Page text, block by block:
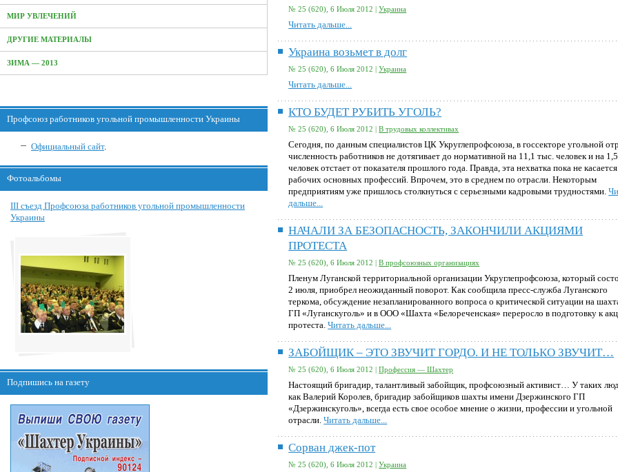
МИР УВЛЕЧЕНИЙ
ДРУГИЕ МАТЕРИАЛЫ
ЗИМА — 2013
Профсоюз работников угольной промышленности Украины
Официальный сайт.
Фотоальбомы
III съезд Профсоюза работников угольной промышленности
Украины
Подпишись на газету
№ 25 (620), 6 Июля 2012 |Украина
Читать дальше...
Украина возьмет в долг
№ 25 (620), 6 Июля 2012 |Украина
Читать дальше...
КТО БУДЕТ РУБИТЬ УГОЛЬ?
№ 25 (620), 6 Июля 2012 |В трудовых коллективах
Сегодня, по данным специалистов ЦК Укруглепрофсоюза, в госсекторе угольной
численность работников не дотягивает до нормативной на 11,1 тыс. человек и на
человек отстает от показателя прошлого года. Правда, эта нехватка пока не касается
рабочих основных профессий. Впрочем, это в среднем по отрасли. Некоторым
предприятиям уже пришлось столкнуться с серьезными кадровыми трудностями.
дальше...
НАЧАЛИ ЗА БЕЗОПАСНОСТЬ, ЗАКОНЧИЛИ АКЦИЯМИ
ПРОТЕСТА
№ 25 (620), 6 Июля 2012 |В профсоюзных организациях
Пленум Луганской территориальной организации Укруглепрофсоюза, который
2 июля, приобрел неожиданный поворот. Как сообщила пресс-служба Луганского
теркома, обсуждение незапланированного вопроса о критической ситуации на
ГП «Луганскуголь» и в ООО «Шахта «Белореченская» переросло в подготовку к
протеста.Читать дальше...
ЗАБОЙЩИК – ЭТО ЗВУЧИТ ГОРДО. И НЕ ТОЛЬКО ЗВУЧИТ…
№ 25 (620), 6 Июля 2012 |Профессия — Шахтер
Настоящий бригадир, талантливый забойщик, профсоюзный активист… У таких
как Валерий Королев, бригадир забойщиков шахты имени Дзержинского ГП
«Дзержинскуголь», всегда есть свое особое мнение о жизни, профессии и угольной
отрасли.Читать дальше...
Сорван джек-пот
№ 25 (620), 6 Июля 2012 |Украина